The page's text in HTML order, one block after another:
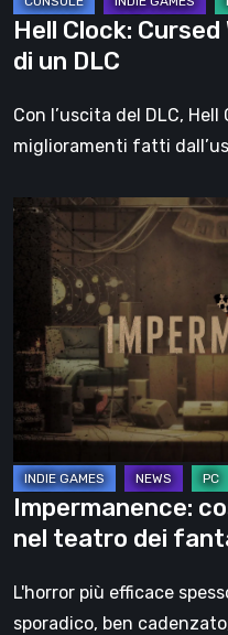
DLC
Hell Clock:
di un DLC
Con l’uscita del DLC,
miglioramenti fatti
Impermanence:
costruire
santuario
nel
teatro
dei
fantasmi
Impermanence:
nel teatro dei
L'horror più efficace
sporadico, ben